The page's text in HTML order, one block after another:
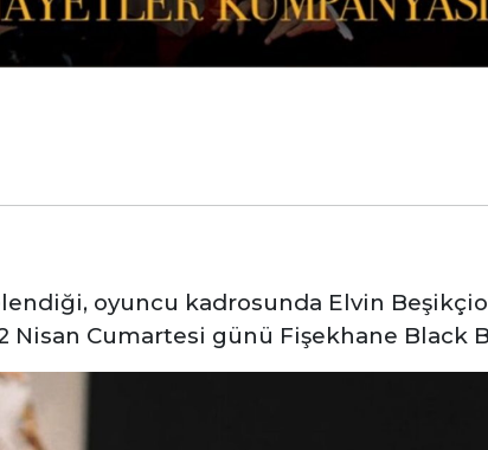
oyuncu kadrosunda Elvin
Nisan Cumartesi günü Fişekhane Black